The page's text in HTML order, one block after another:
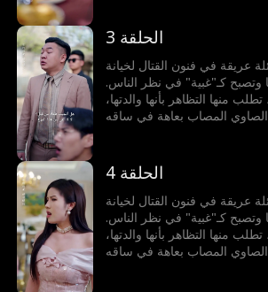
الحقيقية ويتولى السلطة،
تنكشف الأكاذيب وتلتئم العائلة
من جديد.
الحلقة 3
عريقة في فنون القتال لخيانة
وتصبح كـ"غبية" في نظر الناس.
بعد أن تنقذها ليلى، تطلب منها التظاهر بأنها والدتها،
المصاب بعاهة في ساقه
الحقيقية ويتولى السلطة،
تنكشف الأكاذيب وتلتئم العائلة
من جديد.
الحلقة 4
عريقة في فنون القتال لخيانة
وتصبح كـ"غبية" في نظر الناس.
بعد أن تنقذها ليلى، تطلب منها التظاهر بأنها والدتها،
المصاب بعاهة في ساقه